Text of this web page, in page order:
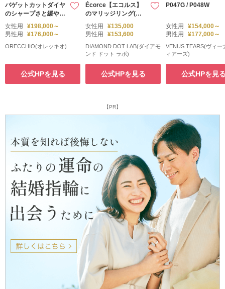
バゲットカットダイヤ
のシャープさと緩やか
なカーブのデザインが
おしゃれ ＜guira～
ジューラ＞ジャスミン
女性用
¥198,000～
男性用
¥176,000～
ORECCHIO(オレッキオ)
公式HPを見る
Écorce【エコルス】
のマリッジリング(結
婚指輪)。
女性用
¥135,000
男性用
¥153,600
DIAMOND DOT LAB(ダイアモ
ンド ドット ラボ)
公式HPを見る
P047G / P048W
女性用
¥154,000～
男性用
¥177,000～
VENUS TEARS(ヴィー
ィアーズ)
公式HPを見
【PR】